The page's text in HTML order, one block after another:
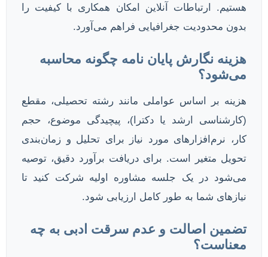
هستیم. ارتباطات آنلاین امکان همکاری با کیفیت را
بدون محدودیت جغرافیایی فراهم می‌آورد.
هزینه نگارش پایان نامه چگونه محاسبه
می‌شود؟
هزینه بر اساس عواملی مانند رشته تحصیلی، مقطع
(کارشناسی ارشد یا دکترا)، پیچیدگی موضوع، حجم
کار، نرم‌افزارهای مورد نیاز برای تحلیل و زمان‌بندی
تحویل متغیر است. برای دریافت برآورد دقیق، توصیه
می‌شود در یک جلسه مشاوره اولیه شرکت کنید تا
نیازهای شما به طور کامل ارزیابی شود.
تضمین اصالت و عدم سرقت ادبی به چه
معناست؟